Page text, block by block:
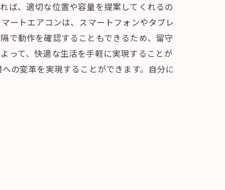
ば、適切な位置や容量を提案してくれるの
ートエアコンは、スマートフォンやタブレ
で動作を確認することもできるため、留守
って、快適な生活を手軽に実現することが
の変革を実現することができます。自分に